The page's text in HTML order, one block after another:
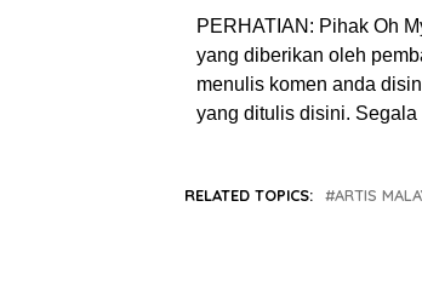
PERHATIAN: Pihak Oh
yang diberikan oleh
menulis komen anda
yang ditulis disini.
RELATED TOPICS: ARTIS